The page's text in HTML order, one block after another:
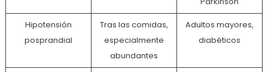
Hipotensión
posprandial
Tras las comidas,
especialmente
abundantes
Adultos mayores,
diabéticos